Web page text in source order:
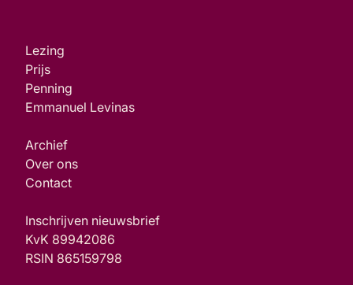
Lezing
Prijs
Penning
Emmanuel Levinas
Archief
Over ons
Contact
Inschrijven nieuwsbrief
KvK 89942086
RSIN 865159798